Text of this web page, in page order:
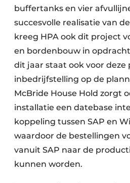
buffertanks en vier
succesvolle realisatie van
kreeg HPA ook dit project
en bordenbouw in
dit jaar staat ook voor deze
inbedrijfstelling op de
McBride House Hold zorgt
installatie een datebase
koppeling tussen SAP en
waardoor de bestellingen
vanuit SAP naar de
kunnen worden.